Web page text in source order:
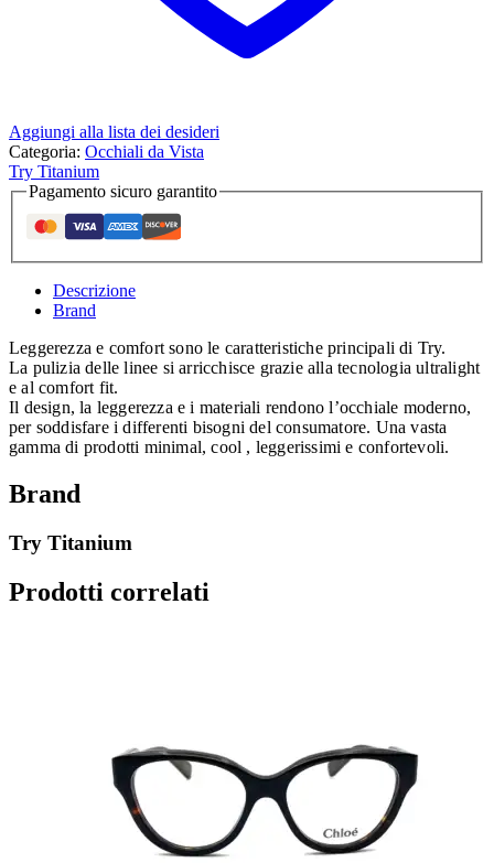
Aggiungi alla lista dei desideri
Categoria: Occhiali da Vista
Try Titanium
Pagamento sicuro garantito
Descrizione
Brand
Leggerezza e comfort sono le caratteristiche principali di Try.
La pulizia delle linee si arricchisce grazie alla tecnologia ultralight
e al comfort fit.
Il design, la leggerezza e i materiali rendono l’occhiale moderno,
per soddisfare i differenti bisogni del consumatore. Una vasta
gamma di prodotti minimal, cool , leggerissimi e confortevoli.
Brand
Try Titanium
Prodotti correlati